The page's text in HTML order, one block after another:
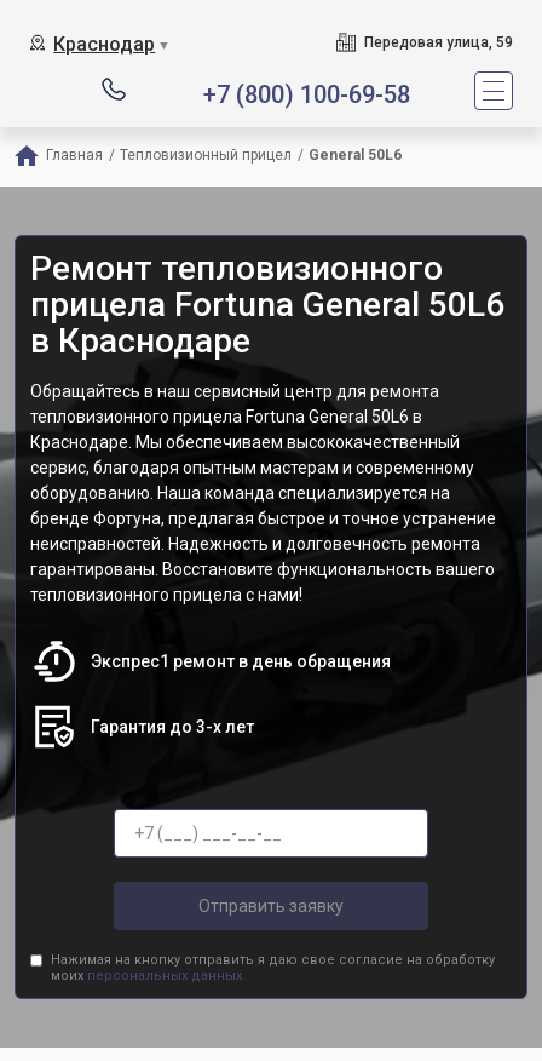
Краснодар ▼ Передовая улица, 59
+7 (800) 100-69-58
Главная / Тепловизионный прицел / General 50L6
Ремонт тепловизионного
прицела Fortuna General 50L6
в Краснодаре
Обращайтесь в наш сервисный центр для ремонта
тепловизионного прицела Fortuna General 50L6 в
Краснодаре. Мы обеспечиваем высококачественный
сервис, благодаря опытным мастерам и современному
оборудованию. Наша команда специализируется на
бренде Фортуна, предлагая быстрое и точное устранение
неисправностей. Надежность и долговечность ремонта
гарантированы. Восстановите функциональность вашего
тепловизионного прицела с нами!
Экспрес1 ремонт в день обращения
Гарантия до 3-х лет
Отправить заявку
Нажимая на кнопку отправить я даю свое согласие на обработку
моих персональных данных.